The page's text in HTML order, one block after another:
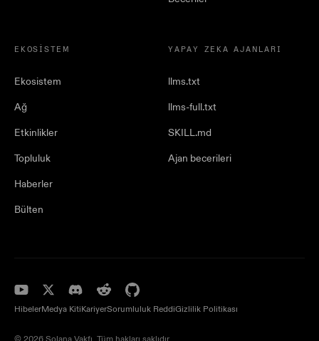
EKOSISTEM
Ekosistem
Ağ
Etkinlikler
Topluluk
Haberler
Bülten
YAPAY ZEKA AJANLARI
llms.txt
llms-full.txt
SKILL.md
Ajan becerileri
HibelerMedya KitiKariyerSorumluluk ReddiGizlilik Politikası